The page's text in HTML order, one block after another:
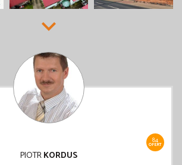
84
OFERT
PIOTRKORDUS